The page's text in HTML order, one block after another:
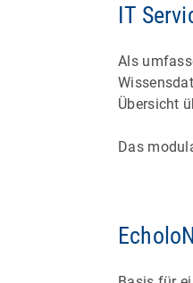
IT
Als
Übersicht
Das